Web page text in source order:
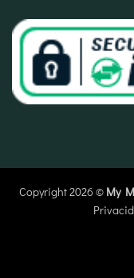
Copyright 2026 © My